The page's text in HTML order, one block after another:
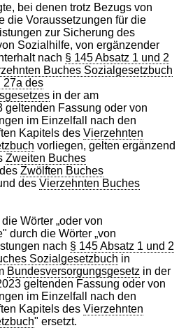
bei denen trotz Bezugs von
die Voraussetzungen für die
zur Sicherung des
Sozialhilfe, von ergänzender
nach § 145 Absatz 1 und 2
Buches Sozialgesetzbuch
27a des
in der am
geltenden Fassung oder von
im Einzelfall nach den
Kapitels des Vierzehnten
vorliegen, gelten ergänzend
Zweiten Buches
Zwölften Buches
des Vierzehnten Buches
Wörter „oder von
durch die Wörter „von
nach § 145 Absatz 1 und 2
Sozialgesetzbuch in
Bundesversorgungsgesetz in der
geltenden Fassung oder von
im Einzelfall nach den
Kapitels des Vierzehnten
" ersetzt.